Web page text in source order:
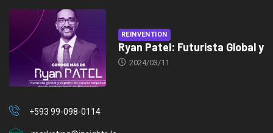
REINVENTION
Ryan Patel: Futurista Global y
2024/03/11
+593 99-098-0114